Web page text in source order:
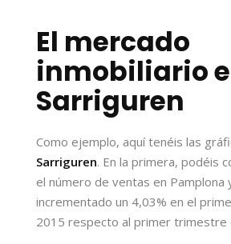
El mercado
inmobiliario
Sarriguren
Como ejemplo, aquí tenéis las
Sarriguren. En la primera, podéis
el número de ventas en Pamplona
incrementado un 4,03% en el
2015 respecto al primer trimestre